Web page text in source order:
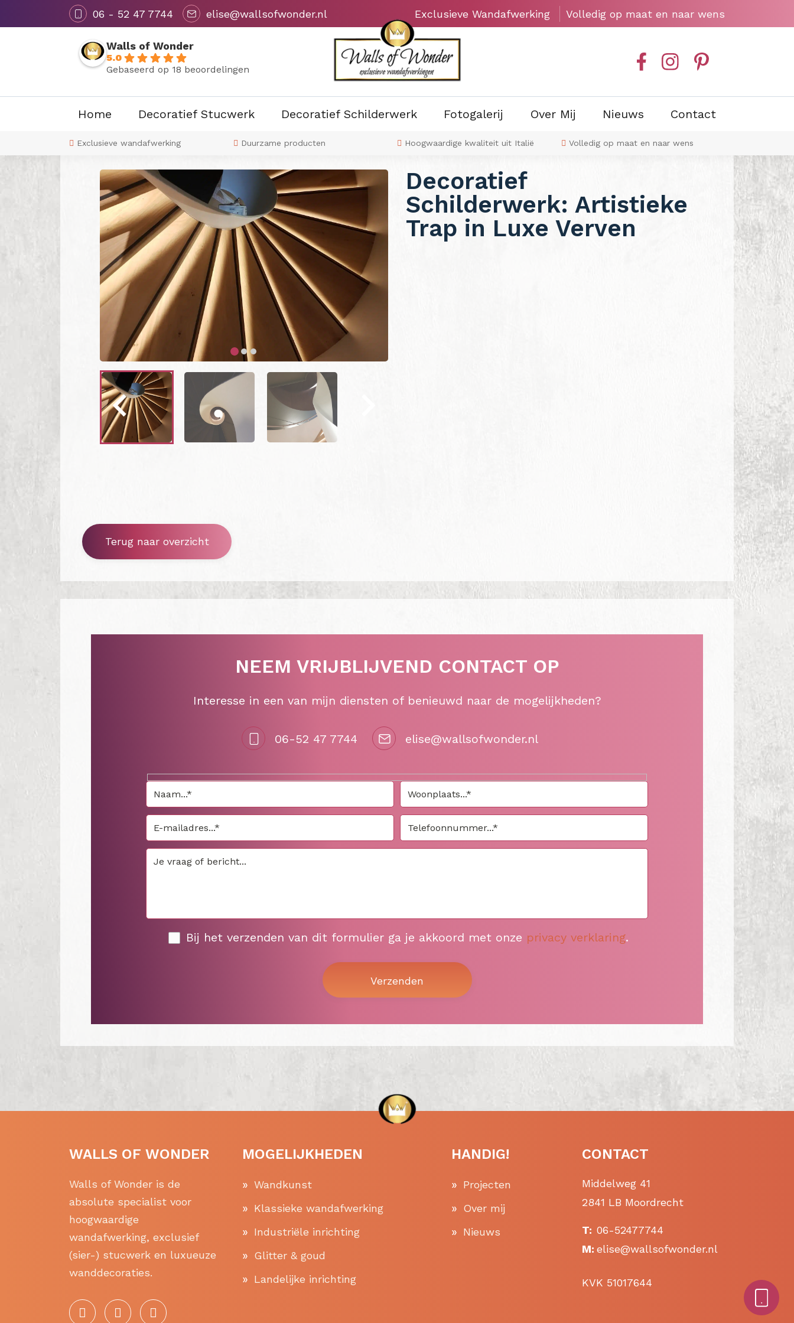
06 - 52 47 7744 elise@wallsofwonder.nl Exclusieve Wandafwerking Volledig op maat en naar wens
Walls of Wonder
5.0
Gebaseerd op 18 beoordelingen
Home Decoratief Stucwerk Decoratief Schilderwerk Fotogalerij Over Mij Nieuws Contact
Exclusieve wandafwerking Duurzame producten Hoogwaardige kwaliteit uit Italië Volledig op maat en naar wens
Terug naar overzicht
Decoratief
Schilderwerk: Artistieke
Trap in Luxe Verven
Terug naar overzicht
NEEM VRIJBLIJVEND CONTACT OP
Interesse in een van mijn diensten of benieuwd naar de mogelijkheden?
06-52 47 7744 elise@wallsofwonder.nl
Bij het verzenden van dit formulier ga je akkoord met onze privacy verklaring.
WALLS OF WONDER
Walls of Wonder is de
absolute specialist voor
hoogwaardige
wandafwerking, exclusief
(sier-) stucwerk en luxueuze
wanddecoraties.
MOGELIJKHEDEN
Wandkunst
Klassieke wandafwerking
Industriële inrichting
Glitter & goud
Landelijke inrichting
HANDIG!
Projecten
Over mij
Nieuws
CONTACT
Middelweg 41
2841 LB Moordrecht
T: 06-52477744
M: elise@wallsofwonder.nl
KVK 51017644